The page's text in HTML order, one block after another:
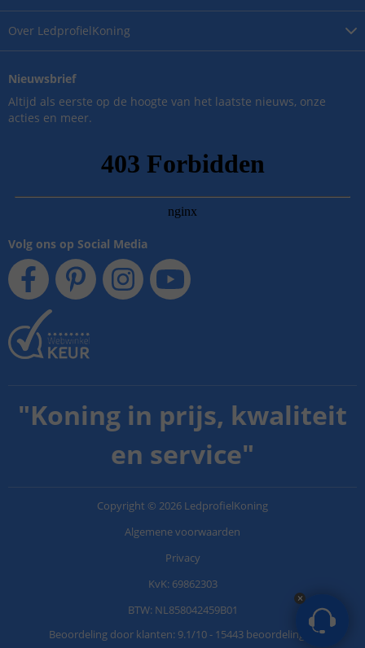
Over LedprofielKoning
Nieuwsbrief
Altijd als eerste op de hoogte van het laatste nieuws, onze
acties en meer.
Volg ons op Social Media
"Koning in prijs, kwaliteit
en service"
Copyright © 2026 LedprofielKoning
Algemene voorwaarden
Privacy
KvK: 69862303
BTW: NL858042459B01
Beoordeling door klanten: 9.1/10- 15443 beoordelingen